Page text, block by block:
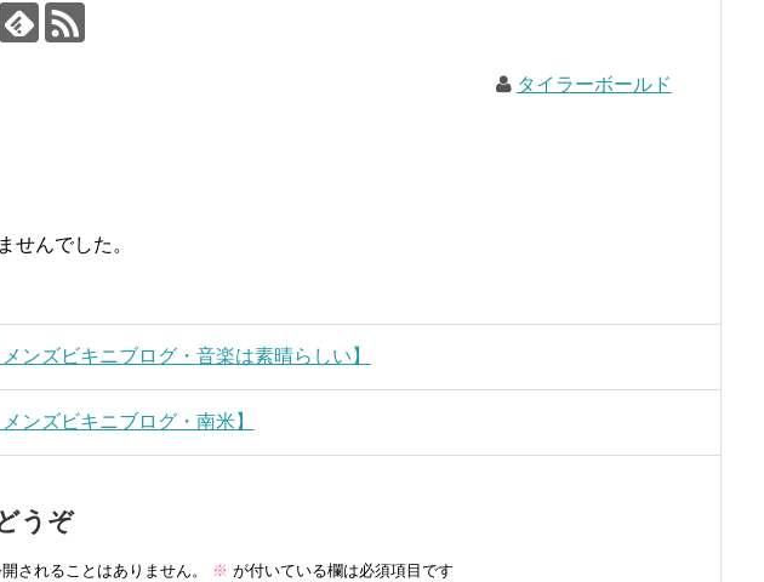
タイラーボールド
せんでした。
メンズビキニブログ・音楽は素晴らしい】
メンズビキニブログ・南米】
うぞ
されることはありません。 ※ が付いている欄は必須項目です